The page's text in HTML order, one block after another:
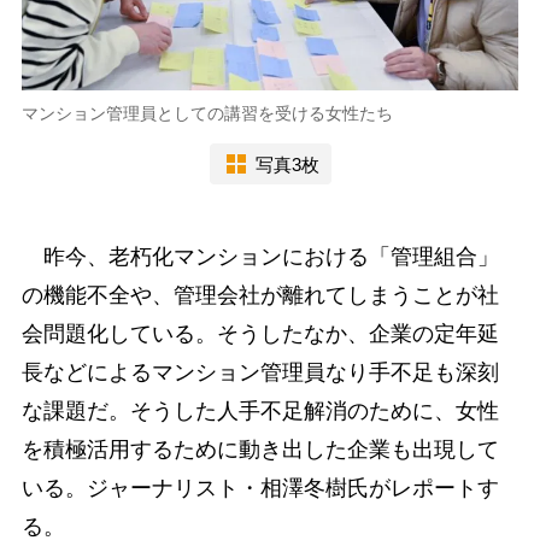
マンション管理員としての講習を受ける女性たち
写真3枚
昨今、老朽化マンションにおける「管理組合」
の機能不全や、管理会社が離れてしまうことが社
会問題化している。そうしたなか、企業の定年延
長などによるマンション管理員なり手不足も深刻
な課題だ。そうした人手不足解消のために、女性
を積極活用するために動き出した企業も出現して
いる。ジャーナリスト・相澤冬樹氏がレポートす
る。